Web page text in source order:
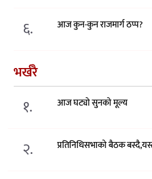
६. आज कुन-कुन राजमार्ग ठप्प?
भर्खरै
१. आज घट्यो सुनको मूल्य
२. प्रतिनिधिसभाको बैठक